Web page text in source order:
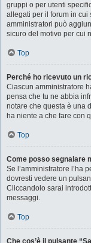
gruppi o per utenti
allegati per il forum in cui
amministratori può
sicuro del motivo per cui
Top
Perché ho ricevuto un
Ciascun amministratore
pensa che tu ne abbia
notare che questa è una
ha niente a che fare con
Top
Come posso segnalare
Se l’amministratore l’ha
dovresti vedere un
Cliccandolo sarai
messaggi.
Top
Che cos’è il pulsante